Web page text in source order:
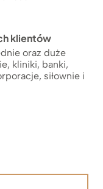
klientów
oraz duże
kliniki, banki,
siłownie i